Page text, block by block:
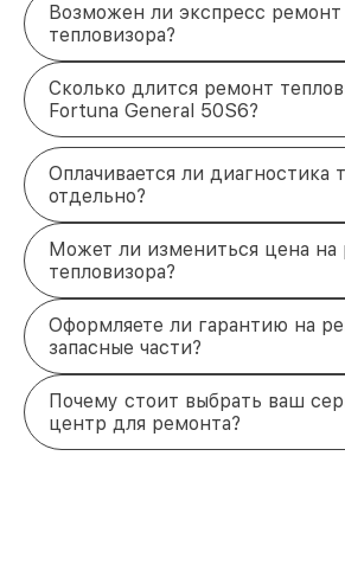
Возможен ли экспресс ремонт
тепловизора?
Сколько длится ремонт
Fortuna General 50S6?
Оплачивается ли диагностика
отдельно?
Может ли измениться цена на
тепловизора?
Оформляете ли гарантию на
запасные части?
Почему стоит выбрать ваш
центр для ремонта?